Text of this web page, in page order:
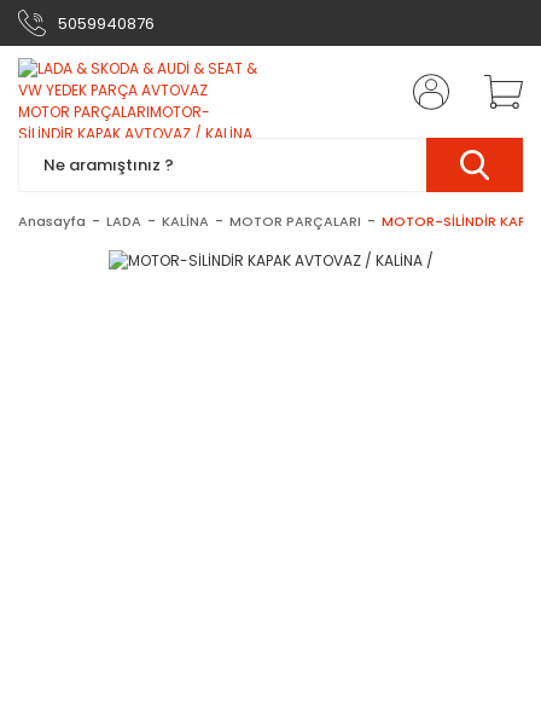
5059940876
Anasayfa LADA KALİNA MOTOR PARÇALARI MOTOR-SİLİNDİR